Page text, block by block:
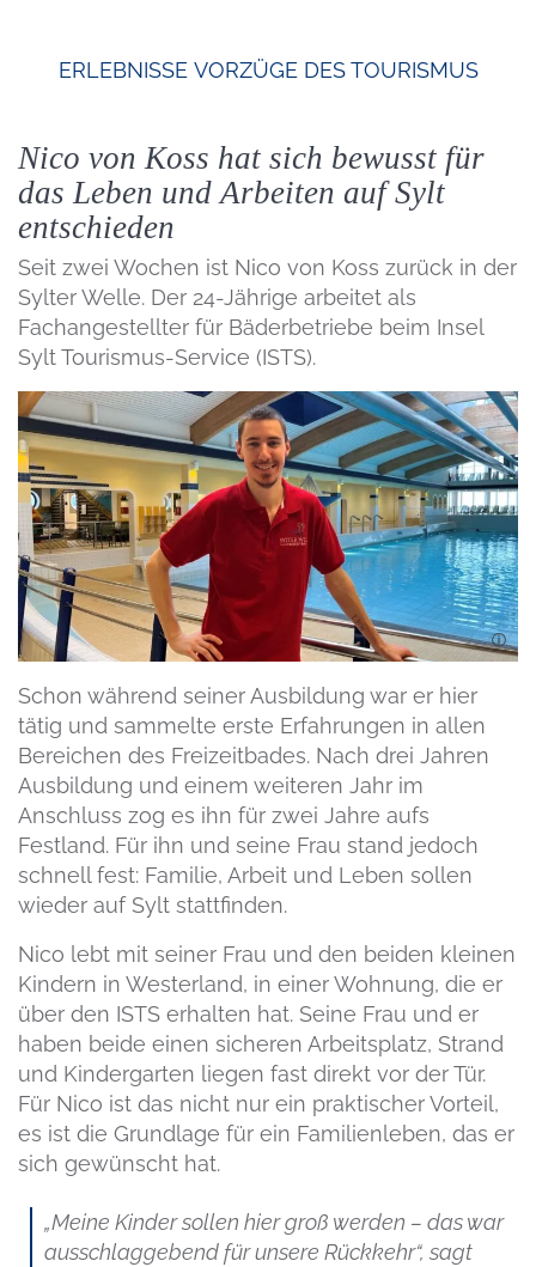
ERLEBNISSE VORZÜGE DES TOURISMUS
Nico von Koss hat sich bewusst für
das Leben und Arbeiten auf Sylt
entschieden
Seit zwei Wochen ist Nico von Koss zurück in der
Sylter Welle. Der 24-Jährige arbeitet als
Fachangestellter für Bäderbetriebe beim Insel
Sylt Tourismus-Service (ISTS).
Schon während seiner Ausbildung war er hier
tätig und sammelte erste Erfahrungen in allen
Bereichen des Freizeitbades. Nach drei Jahren
Ausbildung und einem weiteren Jahr im
Anschluss zog es ihn für zwei Jahre aufs
Festland. Für ihn und seine Frau stand jedoch
schnell fest: Familie, Arbeit und Leben sollen
wieder auf Sylt stattfinden.
Nico lebt mit seiner Frau und den beiden kleinen
Kindern in Westerland, in einer Wohnung, die er
über den ISTS erhalten hat. Seine Frau und er
haben beide einen sicheren Arbeitsplatz, Strand
und Kindergarten liegen fast direkt vor der Tür.
Für Nico ist das nicht nur ein praktischer Vorteil,
es ist die Grundlage für ein Familienleben, das er
sich gewünscht hat.
„Meine Kinder sollen hier groß werden – das war
ausschlaggebend für unsere Rückkehr“, sagt